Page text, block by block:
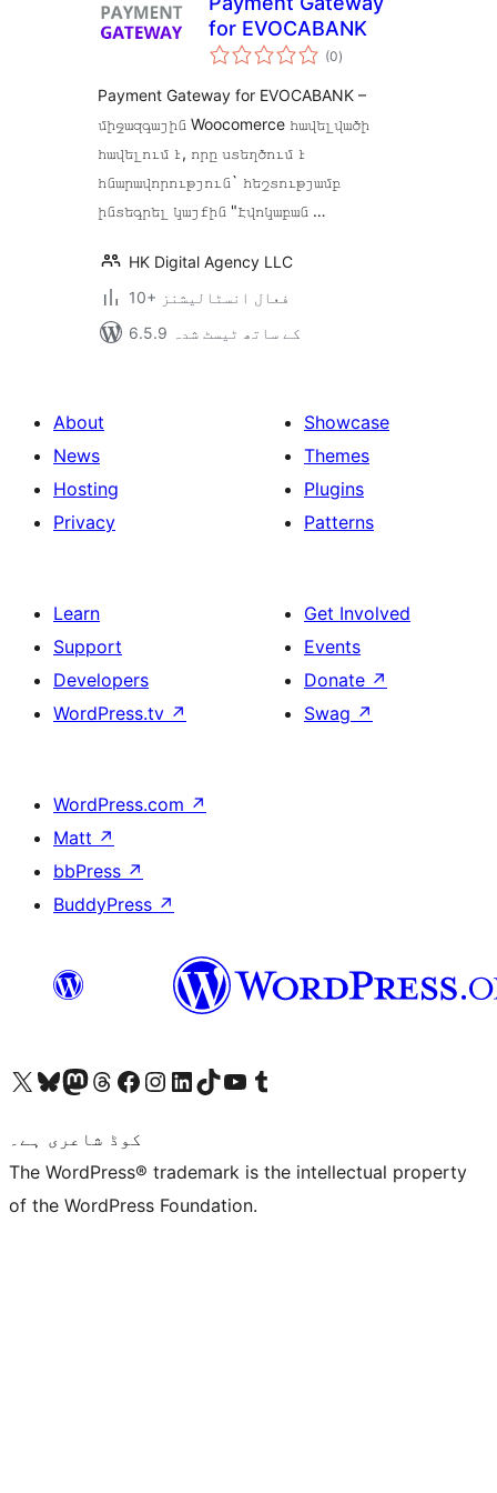
for EVOCABANK
(0مجموعی
درجہ
)
Payment Gateway for EVOCABANK –
միջազգային Woocomerce հավելվածի
հավելում է, որը ստեղծում է
հնարավորություն` հեշտությամբ
ինտեգրել կայքին "Էվոկաբան …
HK Digital Agency LLC
10+ فعال انسٹالیشنز
6.5.9 کے ساتھ ٹیسٹ شدہ
About
News
Hosting
Privacy
Showcase
Themes
Plugins
Patterns
Learn
Support
Developers
WordPress.tv ↗
Get Involved
Events
Donate ↗
Swag ↗
WordPress.com ↗
Matt ↗
bbPress ↗
BuddyPress ↗
Visit our X (formerly Twitter) account
ہمارے بلیواسکائی اکاؤنٹ پر جائیں
Visit our Mastodon account
ہمارے ٹھریڈز اکاؤنٹ پر جائیں
Visit our Facebook page
Visit our Instagram account
Visit our LinkedIn account
ہمارے ٹک ٹاک اکاؤنٹ پر جائیں
Visit our YouTube channel
ہمارے ٹمبلر اکاؤنٹ پر جائیں
کوڈ شاعری ہے۔
The WordPress® trademark is the intellectual property
of the WordPress Foundation.